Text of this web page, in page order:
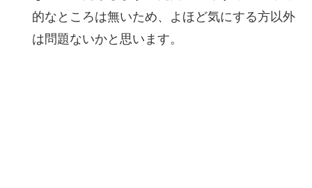
的なところは無いため、よほど気にする方以外
は問題ないかと思います。